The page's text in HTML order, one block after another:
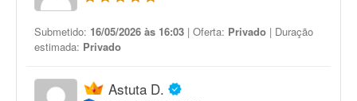
Submetido: 16/05/2026 às 16:03 | Oferta: Privado | Duração
estimada: Privado
Astuta D.